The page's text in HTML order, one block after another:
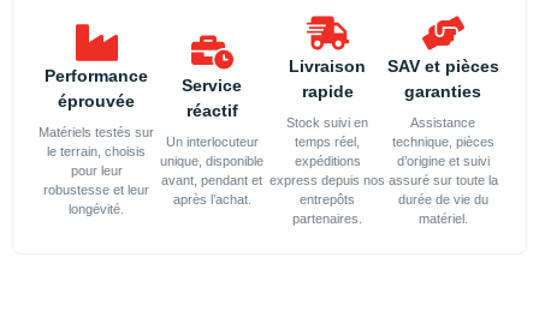
Performance
éprouvée
Matériels testés sur
le terrain, choisis
pour leur
robustesse et leur
longévité.
Service
réactif
Un interlocuteur
unique, disponible
avant, pendant et
après l’achat.
Livraison
rapide
Stock suivi en
temps réel,
expéditions
express depuis nos
entrepôts
partenaires.
SAV et pièces
garanties
Assistance
technique, pièces
d’origine et suivi
assuré sur toute la
durée de vie du
matériel.